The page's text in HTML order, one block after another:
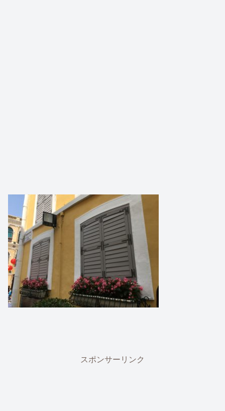
スポンサーリンク